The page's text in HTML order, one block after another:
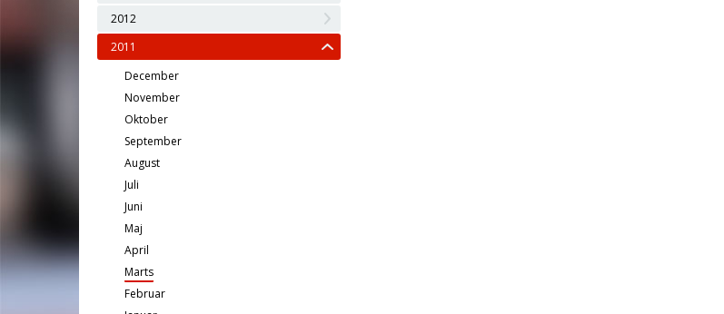
2012
2011
December
November
Oktober
September
August
Juli
Juni
Maj
April
Marts
Februar